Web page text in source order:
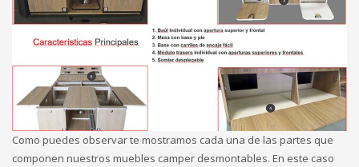
Como puedes observar te mostramos cada una de las partes que
componen nuestros muebles camper desmontables. En este caso